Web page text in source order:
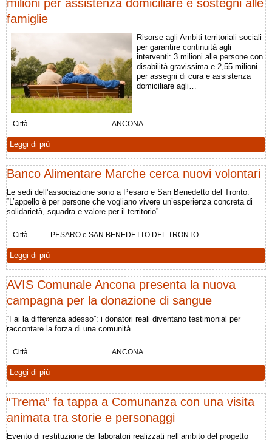
milioni per assistenza domiciliare e sostegni alle
famiglie
Risorse agli Ambiti territoriali sociali
per garantire continuità agli
interventi: 3 milioni alle persone con
disabilità gravissima e 2,55 milioni
per assegni di cura e assistenza
domiciliare agli…
Città ANCONA
Leggi di più
Banco Alimentare Marche cerca nuovi volontari
Le sedi dell’associazione sono a Pesaro e San Benedetto del Tronto.
“L’appello è per persone che vogliano vivere un’esperienza concreta di
solidarietà, squadra e valore per il territorio”
Città PESARO e SAN BENEDETTO DEL TRONTO
Leggi di più
AVIS Comunale Ancona presenta la nuova
campagna per la donazione di sangue
“Fai la differenza adesso”: i donatori reali diventano testimonial per
raccontare la forza di una comunità
Città ANCONA
Leggi di più
“Trema” fa tappa a Comunanza con una visita
animata tra storie e personaggi
Evento di restituzione dei laboratori realizzati nell’ambito del progetto